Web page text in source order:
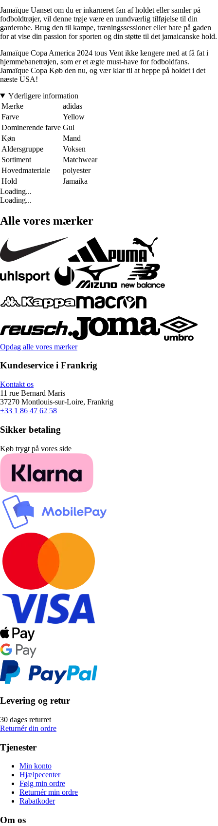
Jamaïque Uanset om du er inkarneret fan af holdet eller samler på
fodboldtrøjer, vil denne trøje være en uundværlig tilføjelse til din
garderobe. Brug den til kampe, træningssessioner eller bare på gaden
for at vise din passion for sporten og din støtte til det jamaicanske hold.
Jamaïque Copa America 2024 tous Vent ikke længere med at få fat i
hjemmebanetrøjen, som er et ægte must-have for fodboldfans.
Jamaïque Copa Køb den nu, og vær klar til at heppe på holdet i det
næste USA!
Yderligere information
Mærke
adidas
Farve
Yellow
Dominerende farve Gul
Køn
Mand
Aldersgruppe
Voksen
Sortiment
Matchwear
Hovedmateriale
polyester
Hold
Jamaika
Loading...
Loading...
Alle vores mærker
Opdag alle vores mærker
Kundeservice i Frankrig
Kontakt os
11 rue Bernard Maris
37270 Montlouis-sur-Loire, Frankrig
+33 1 86 47 62 58
Sikker betaling
Køb trygt på vores side
Levering og retur
30 dages returret
Returnér din ordre
Tjenester
Min konto
Hjælpecenter
Følg min ordre
Returnér min ordre
Rabatkoder
Om os